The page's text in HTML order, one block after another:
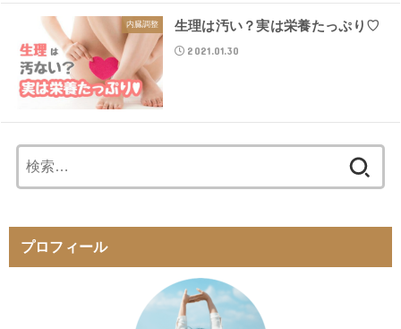
内臓調整 生理は汚い？実は栄養たっぷり♡
2021.01.30
索:
プロフィール